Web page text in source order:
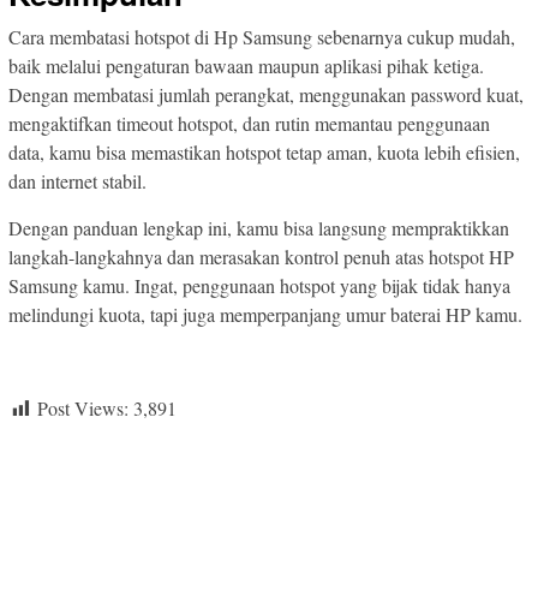
Cara membatasi hotspot di Hp Samsung sebenarnya cukup mudah,
baik melalui pengaturan bawaan maupun aplikasi pihak ketiga.
Dengan membatasi jumlah perangkat, menggunakan password kuat,
mengaktifkan timeout hotspot, dan rutin memantau penggunaan
data, kamu bisa memastikan hotspot tetap aman, kuota lebih efisien,
dan internet stabil.
Dengan panduan lengkap ini, kamu bisa langsung mempraktikkan
langkah-langkahnya dan merasakan kontrol penuh atas hotspot HP
Samsung kamu. Ingat, penggunaan hotspot yang bijak tidak hanya
melindungi kuota, tapi juga memperpanjang umur baterai HP kamu.
Post Views: 3,891